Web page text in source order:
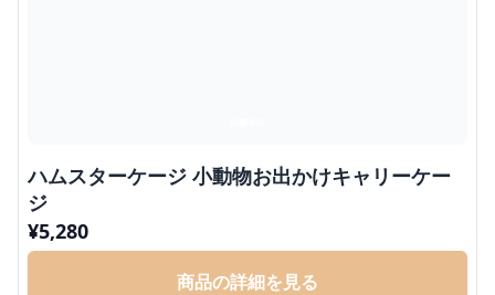
ハムスターケージ 小動物お出かけキャリーケー
ジ
¥5,280
商品の詳細を見る